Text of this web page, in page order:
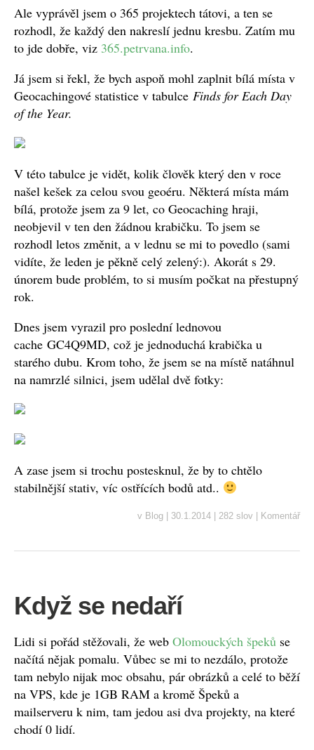
Ale vyprávěl jsem o 365 projektech tátovi, a ten se
rozhodl, že každý den nakreslí jednu kresbu. Zatím mu
to jde dobře, viz 365.petrvana.info.
Já jsem si řekl, že bych aspoň mohl zaplnit bílá místa v
Geocachingové statistice v tabulce Finds for Each Day
of the Year.
V této tabulce je vidět, kolik člověk který den v roce
našel kešek za celou svou geoéru. Některá místa mám
bílá, protože jsem za 9 let, co Geocaching hraji,
neobjevil v ten den žádnou krabičku. To jsem se
rozhodl letos změnit, a v lednu se mi to povedlo (sami
vidíte, že leden je pěkně celý zelený:). Akorát s 29.
únorem bude problém, to si musím počkat na přestupný
rok.
Dnes jsem vyrazil pro poslední lednovou
cache GC4Q9MD, což je jednoduchá krabička u
starého dubu. Krom toho, že jsem se na místě natáhnul
na namrzlé silnici, jsem udělal dvě fotky:
A zase jsem si trochu postesknul, že by to chtělo
stabilnější stativ, víc ostřících bodů atd..
v Blog 30.1.2014 282 slov Komentář
Když se nedaří
Lidi si pořád stěžovali, že web Olomouckých špeků se
načítá nějak pomalu. Vůbec se mi to nezdálo, protože
tam nebylo nijak moc obsahu, pár obrázků a celé to běží
na VPS, kde je 1GB RAM a kromě Špeků a
mailserveru k nim, tam jedou asi dva projekty, na které
chodí 0 lidí.